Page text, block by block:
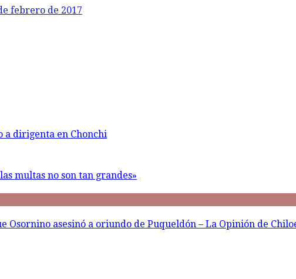
febrero de 2017
a dirigenta en Chonchi
multas no son tan grandes»
asesinó a oriundo de Puqueldón – La Opinión de